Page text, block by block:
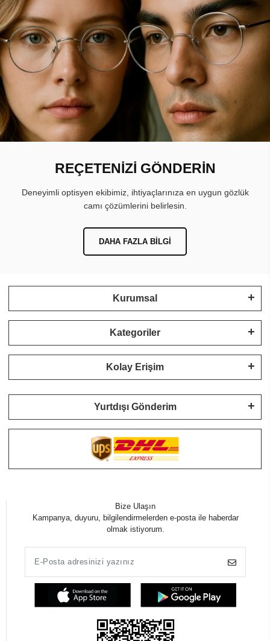
REÇETENİZİ GÖNDERİN
Deneyimli optisyen ekibimiz, ihtiyaçlarınıza en uygun gözlük
camı çözümlerini belirlesin.
DAHA FAZLA BILGI
Kurumsal
Kategoriler
Kolay Erişim
Yurtdışı Gönderim
Bize Ulaşın
Kampanya, duyuru, bilgilendirmelerden e-posta ile haberdar
olmak istiyorum.